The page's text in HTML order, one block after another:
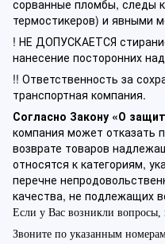
сорванные пломбы, следы
термостикеров) и явными
! НЕ ДОПУСКАЕТСЯ
нанесение посторонних
!! Ответственность за
транспортная компания.
Согласно Закону «О
компания может отказать
возврате товаров
относятся к категориям,
перечне
качества, не подлежащих
Если у Вас возникли вопросы,
Звоните по указанным номерам